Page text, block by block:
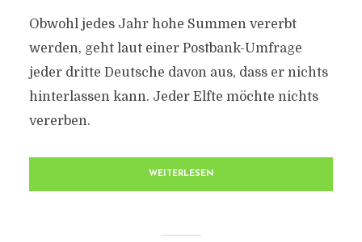
Obwohl jedes Jahr hohe Summen vererbt
werden, geht laut einer Postbank-Umfrage
jeder dritte Deutsche davon aus, dass er nichts
hinterlassen kann. Jeder Elfte möchte nichts
vererben.
WEITERLESEN